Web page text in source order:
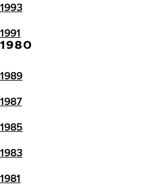
1993
1991
1980
1989
1987
1985
1983
1981